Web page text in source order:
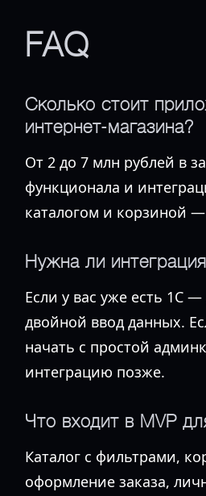
FAQ
Сколько стоит
интернет-магазина?
От 2 до 7 млн рублей в
функционала и
каталогом и корзиной
Нужна ли
Если у вас уже есть 1С
двойной ввод данных.
начать с простой
интеграцию позже.
Что входит в MVP
Каталог с фильтрами,
оформление заказа,